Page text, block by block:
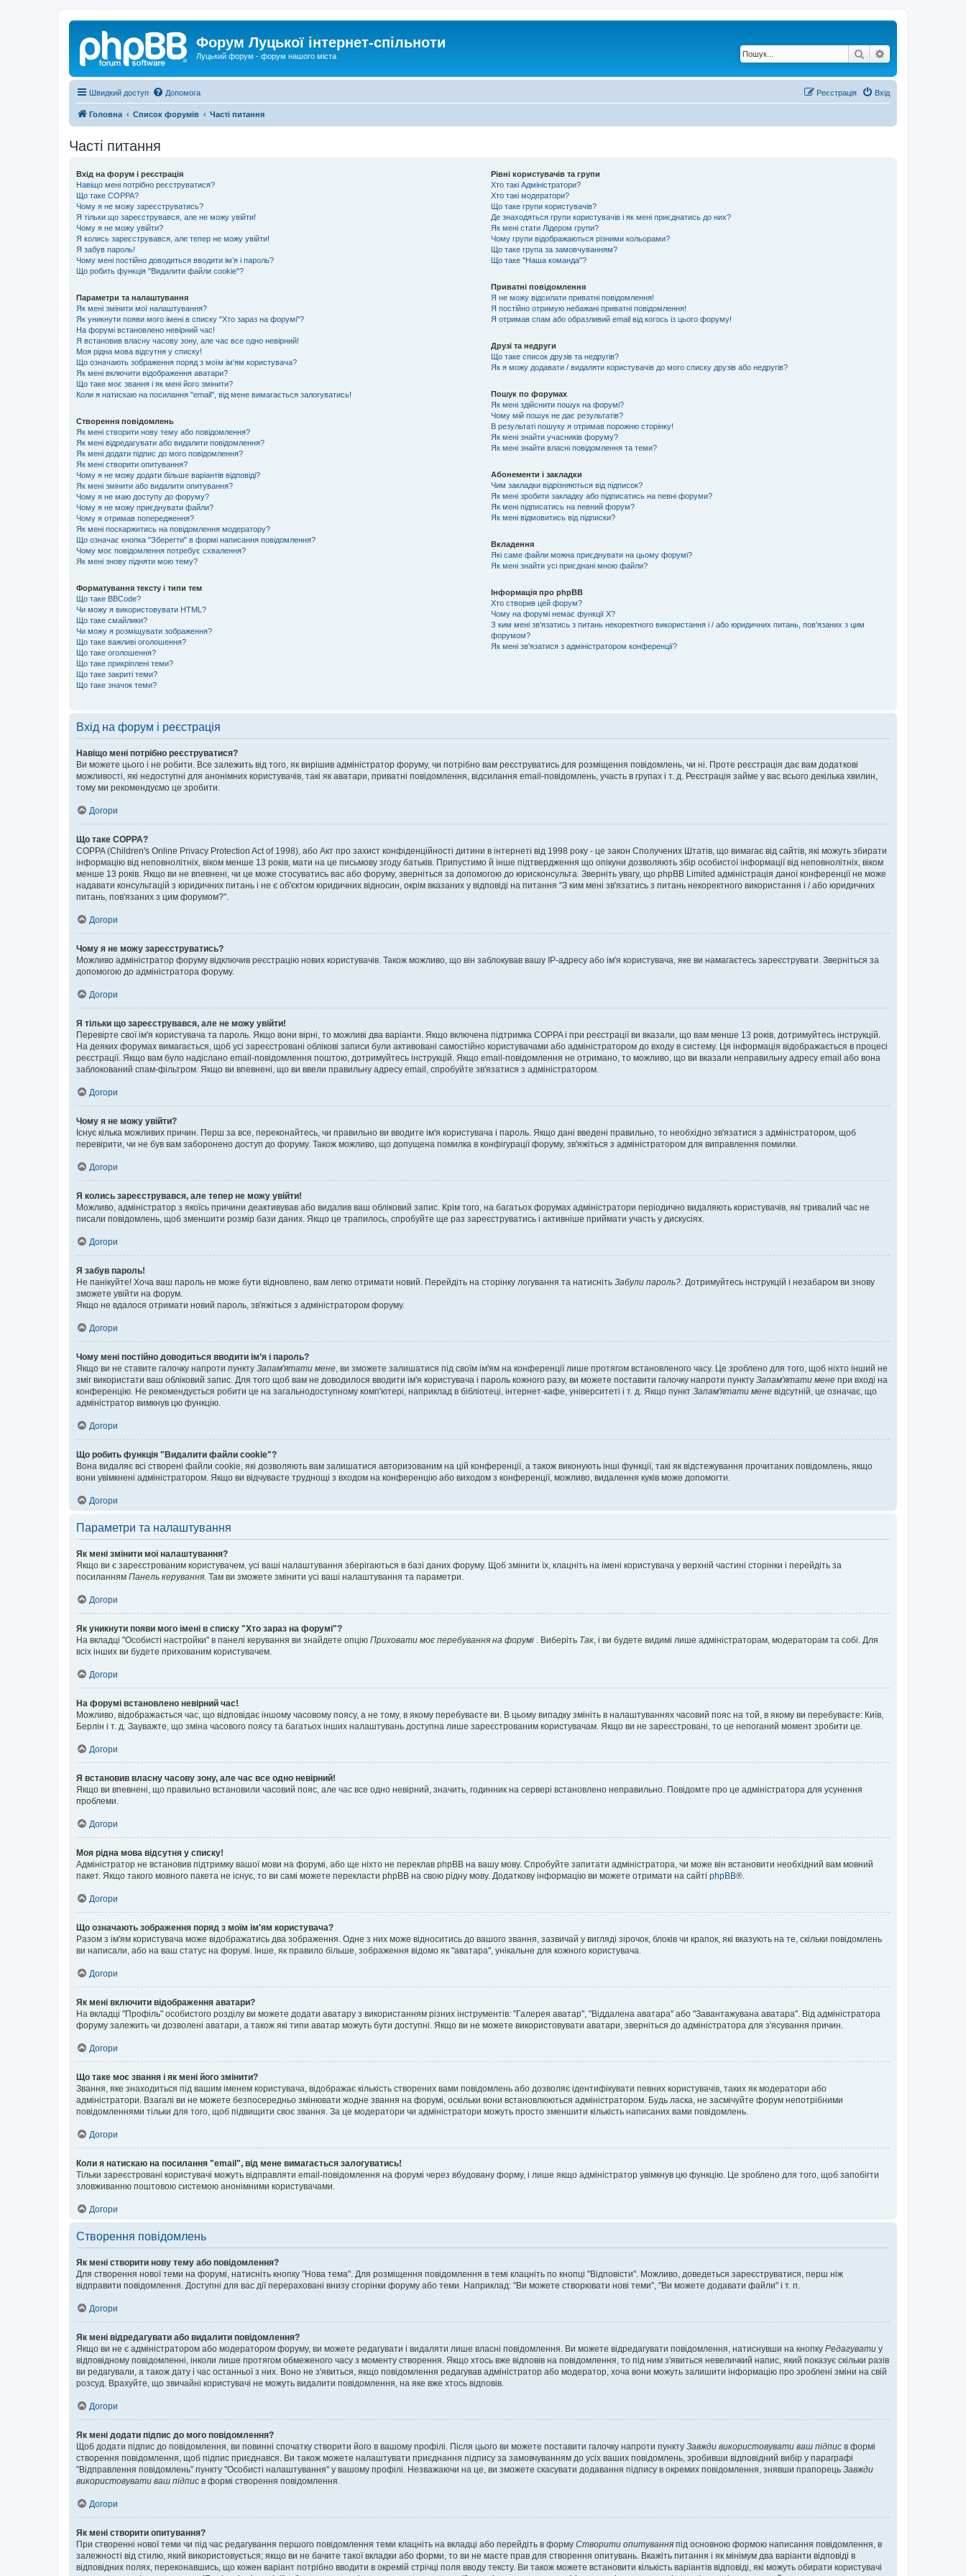
Форум Луцької інтернет-спільноти
Луцький форум - форум нашого міста Пошук
Швидкий доступ Допомога Вхід
Реєстрація
Головна Список форумів Часті питання
Часті питання
Вхід на форум і реєстрація
Навіщо мені потрібно реєструватися?
Що таке COPPA?
Чому я не можу зареєструватись?
Я тільки що зареєструвався, але не можу увійти!
Чому я не можу увійти?
Я колись зареєструвався, але тепер не можу увійти!
Я забув пароль!
Чому мені постійно доводиться вводити ім’я і пароль?
Що робить функція "Видалити файли cookie"?
Параметри та налаштування
Як мені змінити мої налаштування?
Як уникнути появи мого імені в списку "Хто зараз на форумі"?
На форумі встановлено невірний час!
Я встановив власну часову зону, але час все одно невірний!
Моя рідна мова відсутня у списку!
Що означають зображення поряд з моїм ім'ям користувача?
Як мені включити відображення аватари?
Що таке моє звання і як мені його змінити?
Коли я натискаю на посилання "email", від мене вимагається залогуватись!
Створення повідомлень
Як мені створити нову тему або повідомлення?
Як мені відредагувати або видалити повідомлення?
Як мені додати підпис до мого повідомлення?
Як мені створити опитування?
Чому я не можу додати більше варіантів відповіді?
Як мені змінити або видалити опитування?
Чому я не маю доступу до форуму?
Чому я не можу приєднувати файли?
Чому я отримав попередження?
Як мені поскаржитись на повідомлення модератору?
Що означає кнопка "Зберегти" в формі написання повідомлення?
Чому моє повідомлення потребує схвалення?
Як мені знову підняти мою тему?
Форматування тексту і типи тем
Що таке BBCode?
Чи можу я використовувати HTML?
Що таке смайлики?
Чи можу я розміщувати зображення?
Що таке важливі оголошення?
Що таке оголошення?
Що таке прикріплені теми?
Що таке закриті теми?
Що таке значок теми?
Рівні користувачів та групи
Хто такі Адміністратори?
Хто такі модератори?
Що таке групи користувачів?
Де знаходяться групи користувачів і як мені приєднатись до них?
Як мені стати Лідером групи?
Чому групи відображаються різними кольорами?
Що таке група за замовчуванням?
Що таке "Наша команда"?
Приватні повідомлення
Я не можу відсилати приватні повідомлення!
Я постійно отримую небажані приватні повідомлення!
Я отримав спам або образливий email від когось із цього форуму!
Друзі та недруги
Що таке список друзів та недругів?
Як я можу додавати / видаляти користувачів до мого списку друзів або недругів?
Пошук по форумах
Як мені здійснити пошук на форумі?
Чому мій пошук не дає результатів?
В результаті пошуку я отримав порожню сторінку!
Як мені знайти учасників форуму?
Як мені знайти власні повідомлення та теми?
Абонементи і закладки
Чим закладки відрізняються від підписок?
Як мені зробити закладку або підписатись на певні форуми?
Як мені підписатись на певний форум?
Як мені відмовитись від підписки?
Вкладення
Які саме файли можна приєднувати на цьому форумі?
Як мені знайти усі приєднані мною файли?
Інформація про phpBB
Хто створив цей форум?
Чому на форумі немає функції X?
З ким мені зв'язатись з питань некоректного використання і / або юридичних питань, пов'язаних з цим
форумом?
Як мені зв'язатися з адміністратором конференції?
Вхід на форум і реєстрація
Навіщо мені потрібно реєструватися?
Ви можете цього і не робити. Все залежить від того, як вирішив адміністратор форуму, чи потрібно вам реєструватись для розміщення повідомлень, чи ні. Проте реєстрація дає вам додаткові
можливості, які недоступні для анонімних користувачів, такі як аватари, приватні повідомлення, відсилання email-повідомлень, участь в групах і т. д. Реєстрація займе у вас всього декілька хвилин,
тому ми рекомендуємо це зробити.
Догори
Що таке COPPA?
COPPA (Children's Online Privacy Protection Act of 1998), або Акт про захист конфіденційності дитини в інтернеті від 1998 року - це закон Сполучених Штатів, що вимагає від сайтів, які можуть збирати
інформацію від неповнолітніх, віком менше 13 років, мати на це письмову згоду батьків. Припустимо й інше підтвердження що опікуни дозволяють збір особистої інформації від неповнолітніх, віком
менше 13 років. Якщо ви не впевнені, чи це може стосуватись вас або форуму, зверніться за допомогою до юрисконсульта. Зверніть увагу, що phpBB Limited адміністрація даної конференції не може
надавати консультацій з юридичних питань і не є об'єктом юридичних відносин, окрім вказаних у відповіді на питання "З ким мені зв'язатись з питань некоректного використання і / або юридичних
питань, пов'язаних з цим форумом?".
Догори
Чому я не можу зареєструватись?
Можливо адміністратор форуму відключив реєстрацію нових користувачів. Також можливо, що він заблокував вашу IP-адресу або ім'я користувача, яке ви намагаєтесь зареєструвати. Зверніться за
допомогою до адміністратора форуму.
Догори
Я тільки що зареєструвався, але не можу увійти!
Перевірте свої ім'я користувача та пароль. Якщо вони вірні, то можливі два варіанти. Якщо включена підтримка COPPA і при реєстрації ви вказали, що вам менше 13 років, дотримуйтесь інструкцій.
На деяких форумах вимагається, щоб усі зареєстровані облікові записи були активовані самостійно користувачами або адміністратором до входу в систему. Ця інформація відображається в процесі
реєстрації. Якщо вам було надіслано email-повідомлення поштою, дотримуйтесь інструкцій. Якщо email-повідомлення не отримано, то можливо, що ви вказали неправильну адресу email або вона
заблокований спам-фільтром. Якщо ви впевнені, що ви ввели правильну адресу email, спробуйте зв'язатися з адміністратором.
Догори
Чому я не можу увійти?
Існує кілька можливих причин. Перш за все, переконайтесь, чи правильно ви вводите ім'я користувача і пароль. Якщо дані введені правильно, то необхідно зв'язатися з адміністратором, щоб
перевірити, чи не був вам заборонено доступ до форуму. Також можливо, що допущена помилка в конфігурації форуму, зв'яжіться з адміністратором для виправлення помилки.
Догори
Я колись зареєструвався, але тепер не можу увійти!
Можливо, адміністратор з якоїсь причини деактивував або видалив ваш обліковий запис. Крім того, на багатьох форумах адміністратори періодично видаляють користувачів, які тривалий час не
писали повідомлень, щоб зменшити розмір бази даних. Якщо це трапилось, спробуйте ще раз зареєструватись і активніше приймати участь у дискусіях.
Догори
Я забув пароль!
Не панікуйте! Хоча ваш пароль не може бути відновлено, вам легко отримати новий. Перейдіть на сторінку логування та натисніть Забули пароль? . Дотримуйтесь інструкцій і незабаром ви знову
зможете увійти на форум.
Якщо не вдалося отримати новий пароль, зв'яжіться з адміністратором форуму.
Догори
Чому мені постійно доводиться вводити ім’я і пароль?
Якщо ви не ставите галочку напроти пункту Запам'ятати мене , ви зможете залишатися під своїм ім'ям на конференції лише протягом встановленого часу. Це зроблено для того, щоб ніхто інший не
зміг використати ваш обліковий запис. Для того щоб вам не доводилося вводити ім'я користувача і пароль кожного разу, ви можете поставити галочку напроти пункту Запам'ятати мене при вході на
конференцію. Не рекомендується робити це на загальнодоступному комп'ютері, наприклад в бібліотеці, інтернет-кафе, університеті і т. д. Якщо пункт Запам'ятати мене відсутній, це означає, що
адміністратор вимкнув цю функцію.
Догори
Що робить функція "Видалити файли cookie"?
Вона видаляє всі створені файли cookie, які дозволяють вам залишатися авторизованим на цій конференції, а також виконують інші функції, такі як відстежування прочитаних повідомлень, якщо
вони увімкнені адміністратором. Якщо ви відчуваєте труднощі з входом на конференцію або виходом з конференції, можливо, видалення куків може допомогти.
Догори
Параметри та налаштування
Як мені змінити мої налаштування?
Якщо ви є зареєстрованим користувачем, усі ваші налаштування зберігаються в базі даних форуму. Щоб змінити їх, клацніть на імені користувача у верхній частині сторінки і перейдіть за
посиланням Панель керування . Там ви зможете змінити усі ваші налаштування та параметри.
Догори
Як уникнути появи мого імені в списку "Хто зараз на форумі"?
На вкладці "Особисті настройки" в панелі керування ви знайдете опцію Приховати моє перебування на форумі . Виберіть Так , і ви будете видимі лише адміністраторам, модераторам та собі. Для
всіх інших ви будете прихованим користувачем.
Догори
На форумі встановлено невірний час!
Можливо, відображається час, що відповідає іншому часовому поясу, а не тому, в якому перебуваєте ви. В цьому випадку змініть в налаштуваннях часовий пояс на той, в якому ви перебуваєте: Київ,
Берлін і т. д. Зауважте, що зміна часового поясу та багатьох інших налаштувань доступна лише зареєстрованим користувачам. Якщо ви не зареєстровані, то це непоганий момент зробити це.
Догори
Я встановив власну часову зону, але час все одно невірний!
Якщо ви впевнені, що правильно встановили часовий пояс, але час все одно невірний, значить, годинник на сервері встановлено неправильно. Повідомте про це адміністратора для усунення
проблеми.
Догори
Моя рідна мова відсутня у списку!
Адміністратор не встановив підтримку вашої мови на форумі, або ще ніхто не переклав phpBB на вашу мову. Спробуйте запитати адміністратора, чи може він встановити необхідний вам мовний
пакет. Якщо такого мовного пакета не існує, то ви самі можете перекласти phpBB на свою рідну мову. Додаткову інформацію ви можете отримати на сайті phpBB®.
Догори
Що означають зображення поряд з моїм ім'ям користувача?
Разом з ім'ям користувача може відображатись два зображення. Одне з них може відноситись до вашого звання, зазвичай у вигляді зірочок, блоків чи крапок, які вказують на те, скільки повідомлень
ви написали, або на ваш статус на форумі. Інше, як правило більше, зображення відомо як "аватара", унікальне для кожного користувача.
Догори
Як мені включити відображення аватари?
На вкладці "Профіль" особистого розділу ви можете додати аватару з використанням різних інструментів: "Галерея аватар", "Віддалена аватара" або "Завантажувана аватара". Від адміністратора
форуму залежить чи дозволені аватари, а також які типи аватар можуть бути доступні. Якщо ви не можете використовувати аватари, зверніться до адміністратора для з'ясування причин.
Догори
Що таке моє звання і як мені його змінити?
Звання, яке знаходиться під вашим іменем користувача, відображає кількість створених вами повідомлень або дозволяє ідентифікувати певних користувачів, таких як модератори або
адміністратори. Взагалі ви не можете безпосередньо змінювати жодне звання на форумі, оскільки вони встановлюються адміністратором. Будь ласка, не засмічуйте форум непотрібними
повідомленнями тільки для того, щоб підвищити своє звання. За це модератори чи адміністратори можуть просто зменшити кількість написаних вами повідомлень.
Догори
Коли я натискаю на посилання "email", від мене вимагається залогуватись!
Тільки зареєстровані користувачі можуть відправляти email-повідомлення на форумі через вбудовану форму, і лише якщо адміністратор увімкнув цю функцію. Це зроблено для того, щоб запобігти
зловживанню поштовою системою анонімними користувачами.
Догори
Створення повідомлень
Як мені створити нову тему або повідомлення?
Для створення нової теми на форумі, натисніть кнопку "Нова тема". Для розміщення повідомлення в темі клацніть по кнопці "Відповісти". Можливо, доведеться зареєструватися, перш ніж
відправити повідомлення. Доступні для вас дії перераховані внизу сторінки форуму або теми. Наприклад: "Ви можете створювати нові теми", "Ви можете додавати файли" і т. п.
Догори
Як мені відредагувати або видалити повідомлення?
Якщо ви не є адміністратором або модератором форуму, ви можете редагувати і видаляти лише власні повідомлення. Ви можете відредагувати повідомлення, натиснувши на кнопку Редагувати у
відповідному повідомленні, інколи лише протягом обмеженого часу з моменту створення. Якщо хтось вже відповів на повідомлення, то під ним з'явиться невеличкий напис, який показує скільки разів
ви редагували, а також дату і час останньої з них. Воно не з'явиться, якщо повідомлення редагував адміністратор або модератор, хоча вони можуть залишити інформацію про зроблені зміни на свій
розсуд. Врахуйте, що звичайні користувачі не можуть видалити повідомлення, на яке вже хтось відповів.
Догори
Як мені додати підпис до мого повідомлення?
Щоб додати підпис до повідомлення, ви повинні спочатку створити його в вашому профілі. Після цього ви можете поставити галочку напроти пункту Завжди використовувати ваш підпис в формі
створення повідомлення, щоб підпис приєднався. Ви також можете налаштувати приєднання підпису за замовчуванням до усіх ваших повідомлень, зробивши відповідний вибір у параграфі
"Відправлення повідомлень" пункту "Особисті налаштування" у вашому профілі. Незважаючи на це, ви зможете скасувати додавання підпису в окремих повідомлення, знявши прапорець Завжди
використовувати ваш підпис в формі створення повідомлення.
Догори
Як мені створити опитування?
При створенні нової теми чи під час редагування першого повідомлення теми клацніть на вкладці або перейдіть в форму Створити опитування під основною формою написання повідомлення, в
залежності від стилю, який використовується; якщо ви не бачите такої вкладки або форми, то ви не маєте прав для створення опитувань. Вкажіть питання і як мінімум два варіанти відповіді в
відповідних полях, переконавшись, що кожен варіант потрібно вводити в окремій стрічці поля вводу тексту. Ви також можете встановити кількість варіантів відповіді, які можуть обирати користувачі